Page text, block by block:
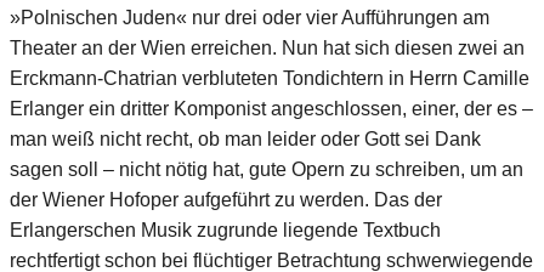
»Polnischen Juden« nur drei oder vier Aufführungen am
Theater an der Wien erreichen. Nun hat sich diesen zwei an
Erckmann-Chatrian verbluteten Tondichtern in Herrn Camille
Erlanger ein dritter Komponist angeschlossen, einer, der es –
man weiß nicht recht, ob man leider oder Gott sei Dank
sagen soll – nicht nötig hat, gute Opern zu schreiben, um an
der Wiener Hofoper aufgeführt zu werden. Das der
Erlangerschen Musik zugrunde liegende Textbuch
rechtfertigt schon bei flüchtiger Betrachtung schwerwiegende